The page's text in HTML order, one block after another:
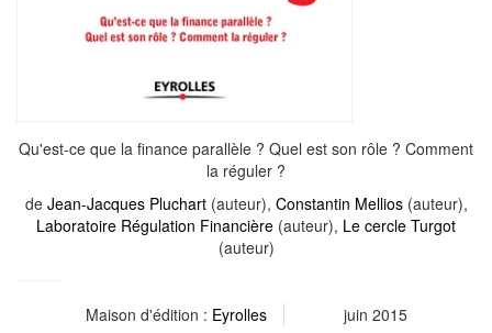
Qu'est-ce que la finance parallèle ? Quel est son rôle ? Comment
la réguler ?
de Jean-Jacques Pluchart(auteur), Constantin Mellios(auteur),
Laboratoire Régulation Financière (auteur), Le cercle Turgot
(auteur)
Maison d'édition : Eyrolles juin 2015